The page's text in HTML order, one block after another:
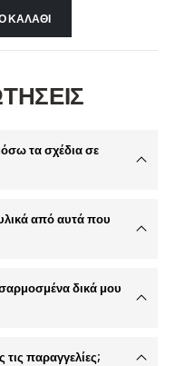
ΚΑΛΆΘΙ
τα σχέδια σε
από αυτά που
δικά μου
τις παραγγελίες;